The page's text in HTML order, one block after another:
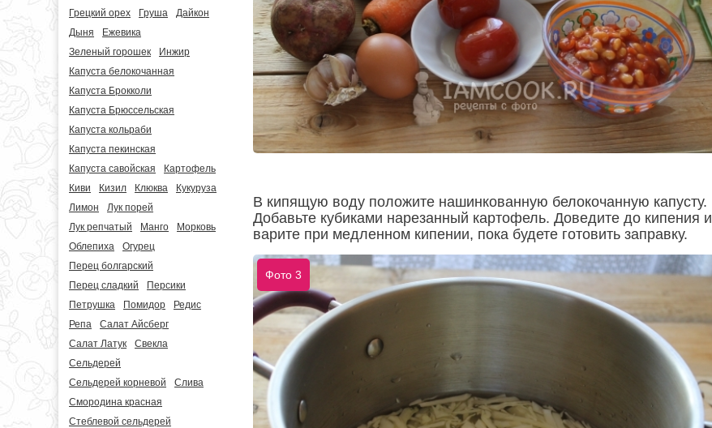
Грецкий орех
Груша
Дайкон
Дыня
Ежевика
Зеленый горошек
Инжир
Капуста белокочанная
Капуста Брокколи
Капуста Брюссельская
Капуста кольраби
Капуста пекинская
Капуста савойская
Картофель
Киви
Кизил Клюква
Кукуруза
Лимон
Лук порей
Лук репчатый
Манго
Морковь
Облепиха
Огурец
Перец болгарский
Перец сладкий
Персики
Петрушка
Помидор
Редис
Репа
Салат Айсберг
Салат Латук
Свекла
Сельдерей
Сельдерей корневой
Слива
Смородина красная
Стеблевой сельдерей
В кипящую воду положите нашинкованную белокочанную капусту.
Добавьте кубиками нарезанный картофель. Доведите до кипения и
варите при медленном кипении, пока будете готовить заправку.
Фото 3